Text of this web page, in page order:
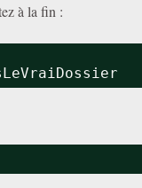
à la fin :